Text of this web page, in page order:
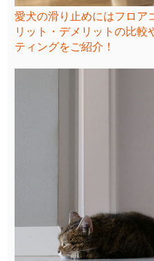
愛犬の滑り止めにはフロア
リット・デメリットの比較
ティングをご紹介！